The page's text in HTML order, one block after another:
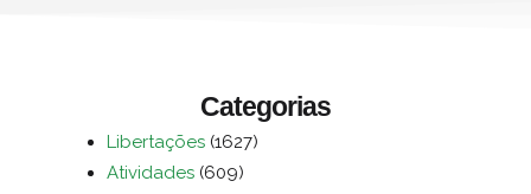
Categorias
Libertações (1627)
Atividades (609)